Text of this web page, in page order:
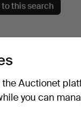
this search
Auctionet
you can